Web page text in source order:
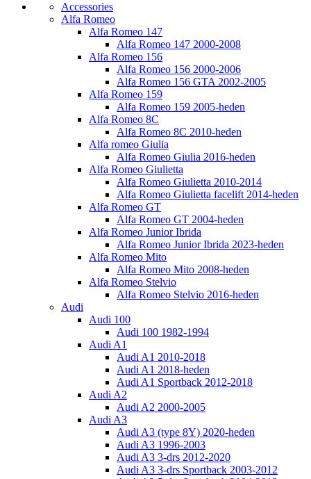
Accessories
Alfa Romeo
Alfa Romeo 147
Alfa Romeo 147 2000-2008
Alfa Romeo 156
Alfa Romeo 156 2000-2006
Alfa Romeo 156 GTA 2002-2005
Alfa Romeo 159
Alfa Romeo 159 2005-heden
Alfa Romeo 8C
Alfa Romeo 8C 2010-heden
Alfa romeo Giulia
Alfa Romeo Giulia 2016-heden
Alfa Romeo Giulietta
Alfa Romeo Giulietta 2010-2014
Alfa Romeo Giulietta facelift 2014-heden
Alfa Romeo GT
Alfa Romeo GT 2004-heden
Alfa Romeo Junior Ibrida
Alfa Romeo Junior Ibrida 2023-heden
Alfa Romeo Mito
Alfa Romeo Mito 2008-heden
Alfa Romeo Stelvio
Alfa Romeo Stelvio 2016-heden
Audi
Audi 100
Audi 100 1982-1994
Audi A1
Audi A1 2010-2018
Audi A1 2018-heden
Audi A1 Sportback 2012-2018
Audi A2
Audi A2 2000-2005
Audi A3
Audi A3 (type 8Y) 2020-heden
Audi A3 1996-2003
Audi A3 3-drs 2012-2020
Audi A3 3-drs Sportback 2003-2012